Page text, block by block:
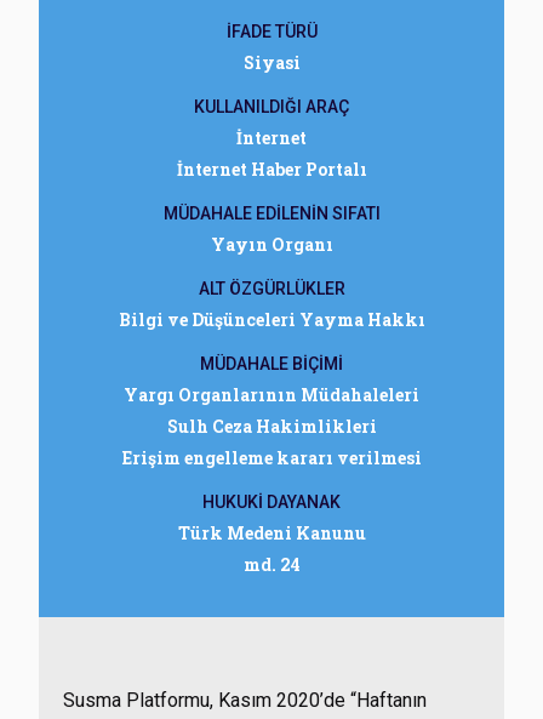
İFADE TÜRÜ
Siyasi
KULLANILDIĞI ARAÇ
İnternet
İnternet Haber Portalı
MÜDAHALE EDİLENİN SIFATI
Yayın Organı
ALT ÖZGÜRLÜKLER
Bilgi ve Düşünceleri Yayma Hakkı
MÜDAHALE BİÇİMİ
Yargı Organlarının Müdahaleleri
Sulh Ceza Hakimlikleri
Erişim engelleme kararı verilmesi
HUKUKİ DAYANAK
Türk Medeni Kanunu
md. 24
Susma Platformu, Kasım 2020’de “Haftanın